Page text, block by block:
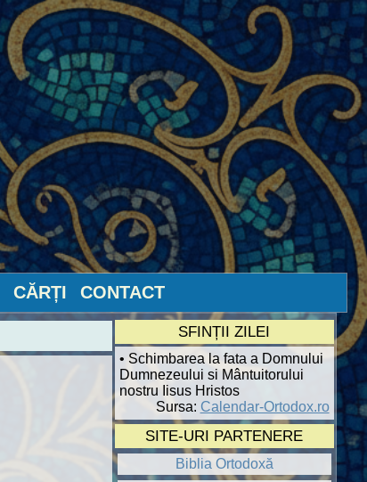
CĂRȚI CONTACT
SFINȚII ZILEI
• Schimbarea la fata a Domnului
Dumnezeului si Mântuitorului
nostru Iisus Hristos
Sursa: Calendar-Ortodox.ro
SITE-URI PARTENERE
Biblia Ortodoxă